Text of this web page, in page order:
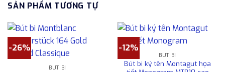
SẢN PHẨM TƯƠNG TỰ
-26%
BÚT BI
-12%
BÚT BI
Bút bi ký tên Montagut họa